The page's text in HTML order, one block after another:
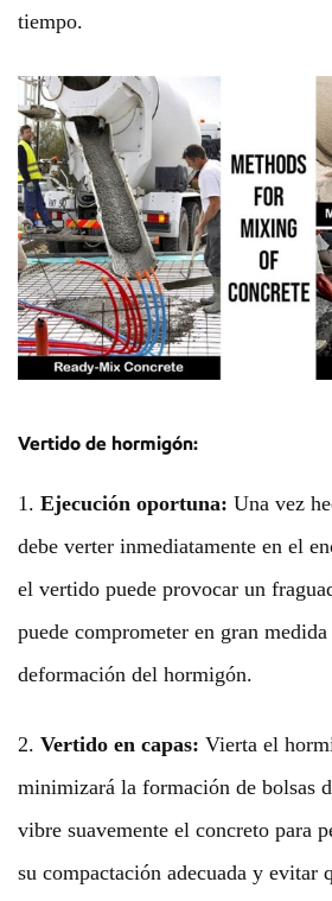
tiempo.
Vertido de hormigón:
1. Ejecución oportuna: Una vez
debe verter inmediatamente en el
el vertido puede provocar un
puede comprometer en gran
deformación del hormigón.
2. Vertido en capas: Vierta el
minimizará la formación de bolsas
vibre suavemente el concreto para
su compactación adecuada y evitar